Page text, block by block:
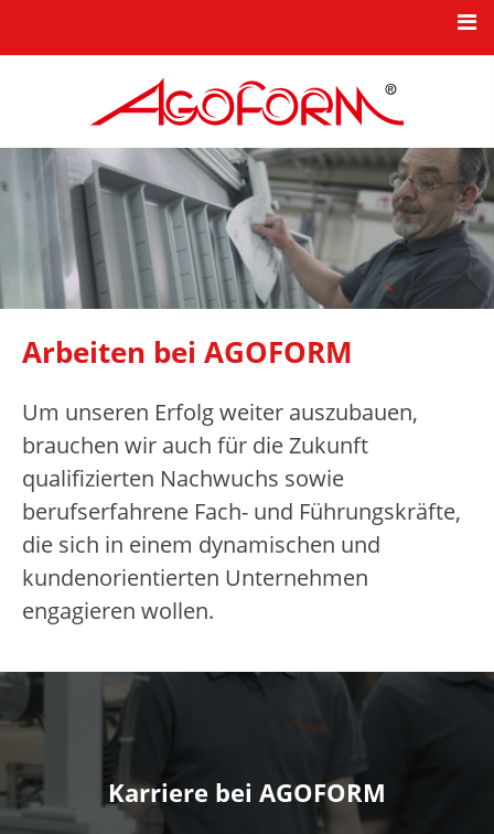
HOME
KBB-PRODUKTSERIEN
TKK-INDUSTRIEKOMPONENTEN
KARRIERE
UNTERNEHMEN
NEUHEITEN
KONTAKT
Arbeiten bei AGOFORM
Um unseren Erfolg weiter auszubauen,
brauchen wir auch für die Zukunft
qualifizierten Nachwuchs sowie
berufserfahrene Fach- und Führungskräfte,
die sich in einem dynamischen und
kundenorientierten Unternehmen
engagieren wollen.
Karriere bei AGOFORM